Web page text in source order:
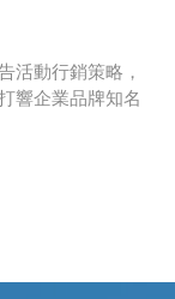
活動行銷策略，
響企業品牌知名